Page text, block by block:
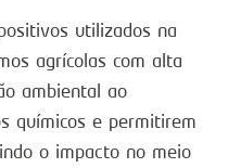
utilizados na
agrícolas com alta
ambiental ao
químicos e permitirem
o impacto no meio